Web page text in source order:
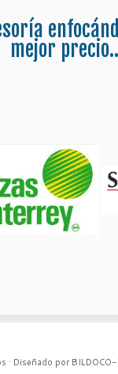
mejor
· Diseñado por